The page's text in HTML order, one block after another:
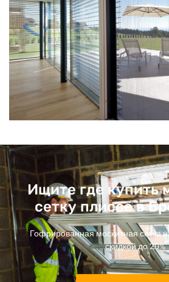
Ищите где купить
сетку плиссе в
Гофрированная москитная сетка
скидкой до 20%